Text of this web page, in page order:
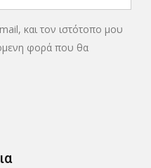
και τον ιστότοπο μου
φορά που θα